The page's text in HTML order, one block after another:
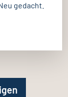
gedacht.